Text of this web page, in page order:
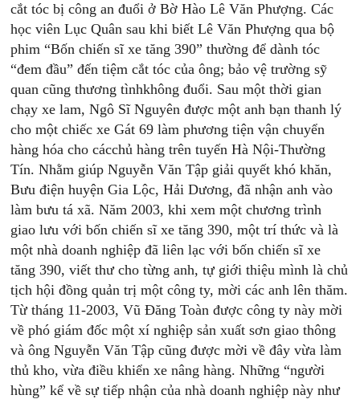
cắt tóc bị công an đuổi ở Bờ Hào Lê Văn Phượng. Các
học viên Lục Quân sau khi biết Lê Văn Phượng qua bộ
phim “Bốn chiến sĩ xe tăng 390” thường để dành tóc
“đem đầu” đến tiệm cắt tóc của ông; bảo vệ trường sỹ
quan cũng thương tìnhkhông đuổi. Sau một thời gian
chạy xe lam, Ngô Sĩ Nguyên được một anh bạn thanh lý
cho một chiếc xe Gát 69 làm phương tiện vận chuyển
hàng hóa cho cácchủ hàng trên tuyến Hà Nội-Thường
Tín. Nhằm giúp Nguyễn Văn Tập giải quyết khó khăn,
Bưu điện huyện Gia Lộc, Hải Dương, đã nhận anh vào
làm bưu tá xã. Năm 2003, khi xem một chương trình
giao lưu với bốn chiến sĩ xe tăng 390, một trí thức và là
một nhà doanh nghiệp đã liên lạc với bốn chiến sĩ xe
tăng 390, viết thư cho từng anh, tự giới thiệu mình là chủ
tịch hội đồng quản trị một công ty, mời các anh lên thăm.
Từ tháng 11-2003, Vũ Đăng Toàn được công ty này mời
về phó giám đốc một xí nghiệp sản xuất sơn giao thông
và ông Nguyễn Văn Tập cũng được mời về đây vừa làm
thủ kho, vừa điều khiển xe nâng hàng. Những “người
hùng” kể về sự tiếp nhận của nhà doanh nghiệp này như